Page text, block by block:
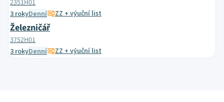
2351H01
3 rokyDenní ZZ + výuční list
Železničář
3752H01
3 rokyDenní ZZ + výuční list